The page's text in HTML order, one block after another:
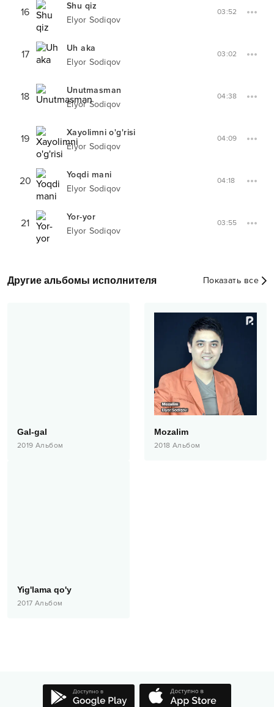
16
Shu qiz
Elyor Sodiqov
03:52
17
Uh aka
Elyor Sodiqov
03:02
18
Unutmasman
Elyor Sodiqov
04:38
19
Xayolimni o'g'risi
Elyor Sodiqov
04:09
20
Yoqdi mani
Elyor Sodiqov
04:18
21
Yor-yor
Elyor Sodiqov
03:55
Другие альбомы исполнителя Показать все
Gal-gal
2019 Альбом
Mozalim
2018 Альбом
Yig'lama qo'y
2017 Альбом